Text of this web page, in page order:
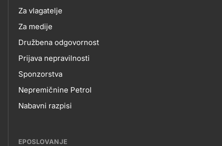
Za vlagatelje
Za medije
Družbena odgovornost
Prijava nepravilnosti
Sponzorstva
Nepremičnine Petrol
Nabavni razpisi
EPOSLOVANJE